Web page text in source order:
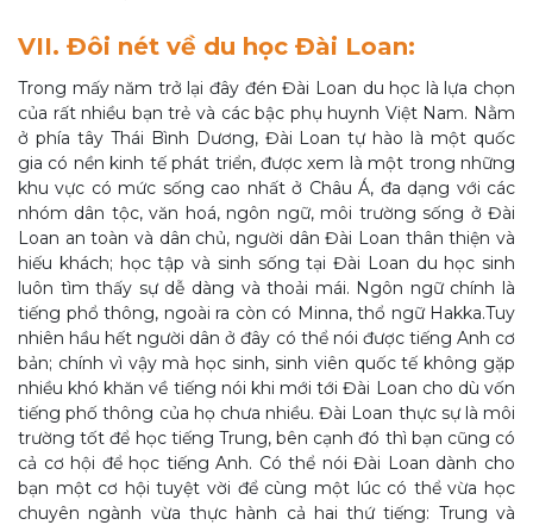
VII. Đôi nét về du học Đài Loan:
Trong mấy năm trở lại đây đén Đài Loan du học là lựa chọn
của rất nhiều bạn trẻ và các bậc phụ huynh Việt Nam. Nằm
ở phía tây Thái Bình Dương, Đài Loan tự hào là một quốc
gia có nền kinh tế phát triển, được xem là một trong những
khu vực có mức sống cao nhất ở Châu Á, đa dạng với các
nhóm dân tộc, văn hoá, ngôn ngữ, môi trường sống ở Đài
Loan an toàn và dân chủ, người dân Đài Loan thân thiện và
hiếu khách; học tập và sinh sống tại Đài Loan du học sinh
luôn tìm thấy sự dễ dàng và thoải mái. Ngôn ngữ chính là
tiếng phổ thông, ngoài ra còn có Minna, thổ ngữ Hakka.Tuy
nhiên hầu hết người dân ở đây có thể nói được tiếng Anh cơ
bản; chính vì vậy mà học sinh, sinh viên quốc tế không gặp
nhiều khó khăn về tiếng nói khi mới tới Đài Loan cho dù vốn
tiếng phố thông của họ chưa nhiều. Đài Loan thực sự là môi
trường tốt để học tiếng Trung, bên cạnh đó thì bạn cũng có
cả cơ hội để học tiếng Anh. Có thể nói Đài Loan dành cho
bạn một cơ hội tuyệt vời để cùng một lúc có thể vừa học
chuyên ngành vừa thực hành cả hai thứ tiếng: Trung và